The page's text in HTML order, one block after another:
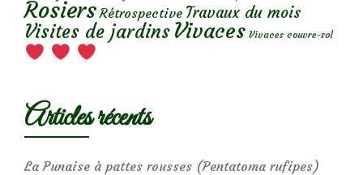
Rosiers Rétrospective Travaux du mois
Visites de jardins Vivaces Vivaces couvre-sol
Articles récents
La Punaise à pattes rousses (Pentatoma rufipes)